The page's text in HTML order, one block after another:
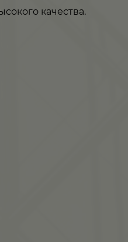
качества.